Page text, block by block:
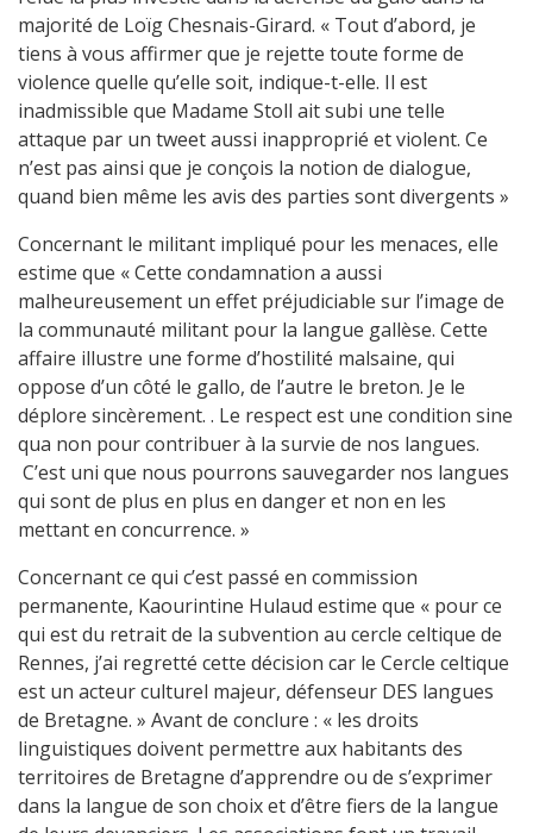
majorité de Loïg Chesnais-Girard. « Tout d’abord, je
tiens à vous affirmer que je rejette toute forme de
violence quelle qu’elle soit, indique-t-elle. Il est
inadmissible que Madame Stoll ait subi une telle
attaque par un tweet aussi inapproprié et violent. Ce
n’est pas ainsi que je conçois la notion de dialogue,
quand bien même les avis des parties sont divergents »
Concernant le militant impliqué pour les menaces, elle
estime que « Cette condamnation a aussi
malheureusement un effet préjudiciable sur l’image de
la communauté militant pour la langue gallèse. Cette
affaire illustre une forme d’hostilité malsaine, qui
oppose d’un côté le gallo, de l’autre le breton. Je le
déplore sincèrement. . Le respect est une condition sine
qua non pour contribuer à la survie de nos langues.
C’est uni que nous pourrons sauvegarder nos langues
qui sont de plus en plus en danger et non en les
mettant en concurrence. »
Concernant ce qui c’est passé en commission
permanente, Kaourintine Hulaud estime que « pour ce
qui est du retrait de la subvention au cercle celtique de
Rennes, j’ai regretté cette décision car le Cercle celtique
est un acteur culturel majeur, défenseur DES langues
de Bretagne. » Avant de conclure : « les droits
linguistiques doivent permettre aux habitants des
territoires de Bretagne d’apprendre ou de s’exprimer
dans la langue de son choix et d’être fiers de la langue